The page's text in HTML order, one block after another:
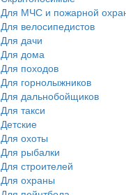
Для МЧС и пожарной
Для велосипедистов
Для дачи
Для дома
Для походов
Для горнолыжников
Для дальнобойщиков
Для такси
Детские
Для охоты
Для рыбалки
Для строителей
Для охраны